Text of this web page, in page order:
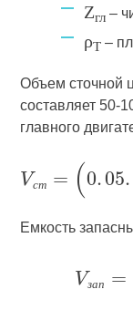
Zгл –
ρТ –
Объем сточной
составляет 50-
главного
Емкость